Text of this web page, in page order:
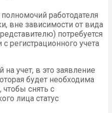
работодателя
вне зависимости от вида
потребуется
регистрационного учета
на учет, в это заявление
будет необходима
снять с
лица статус